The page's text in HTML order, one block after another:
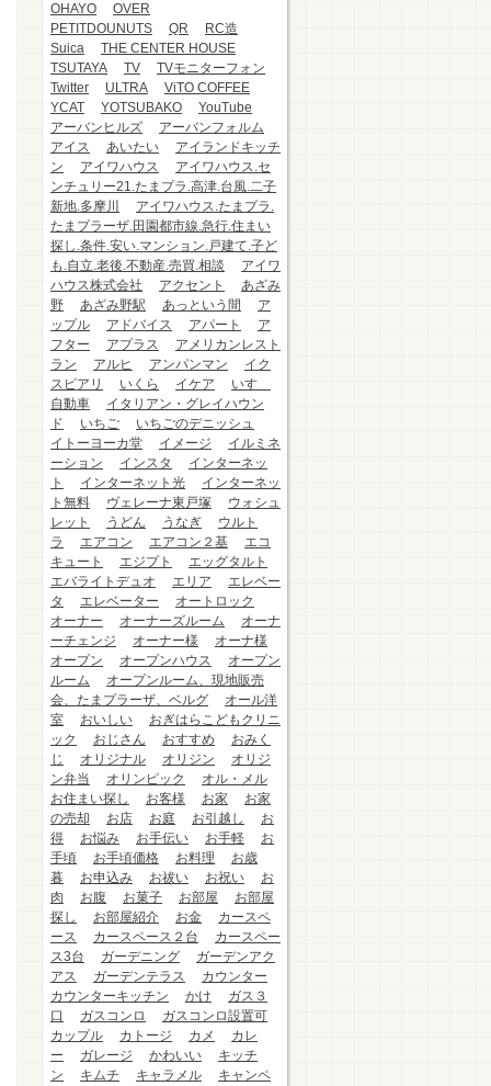
OHAYO
OVER
PETITDOUNUTS
QR
RC造
Suica
THE CENTER HOUSE
TSUTAYA
TV
TVモニターフォン
Twitter
ULTRA
ViTO COFFEE
YCAT
YOTSUBAKO
YouTube
アーバンヒルズ
アーバンフォルム
アイス
あいたい
アイランドキッチ
ン
アイワハウス
アイワハウス.セ
ンチュリー21.たまプラ.高津.台風.二子
新地.多摩川
アイワハウス.たまプラ.
たまプラーザ.田園都市線.急行.住まい
探し.条件.安い.マンション.戸建て.子ど
も.自立.老後.不動産.売買.相談
アイワ
ハウス株式会社
アクセント
あざみ
野
あざみ野駅 あっという間
ア
ップル
アドバイス アパート
ア
フター
アプラス
アメリカンレスト
ラン
アルヒ アンパンマン
イク
スピアリ
いくら イケア
いすゞ
自動車
イタリアン・グレイハウン
ド
いちご
いちごのデニッシュ
イトーヨーカ堂
イメージ
イルミネ
ーション
インスタ
インターネッ
ト
インターネット光
インターネッ
ト無料
ヴェレーナ東戸塚
ウォシュ
レット
うどん うなぎ
ウルト
ラ
エアコン エアコン２基
エコ
キュート
エジプト
エッグタルト
エバライトデュオ
エリア
エレベー
タ
エレベーター
オートロック
オーナー
オーナーズルーム
オーナ
ーチェンジ
オーナー様
オーナ様
オープン
オープンハウス
オープン
ルーム
オープンルーム、現地販売
会、たまプラーザ、ベルグ
オール洋
室
おいしい
おぎはらこどもクリニ
ック
おじさん おすすめ
おみく
じ
オリジナル オリジン
オリジ
ン弁当
オリンピック
オル・メル
お住まい探し
お客様 お家
お家
の売却
お店 お庭 お引越し
お
得
お悩み お手伝い お手軽
お
手頃
お手頃価格 お料理
お歳
暮
お申込み お祓い お祝い
お
肉
お腹 お菓子 お部屋
お部屋
探し
お部屋紹介 お金
カースペ
ース
カースペース２台
カースペー
ス3台
ガーデニング
ガーデンアク
アス
ガーデンテラス
カウンター
カウンターキッチン
かけ
ガス３
口
ガスコンロ
ガスコンロ設置可
カップル
カトージ カメ
カレ
ー
ガレージ かわいい
キッチ
ン
キムチ キャラメル
キャンペ